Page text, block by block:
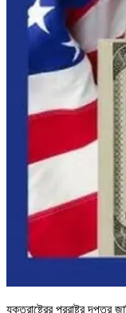
যুক্তরাষ্ট্রের পররাষ্ট্র দপ্তর